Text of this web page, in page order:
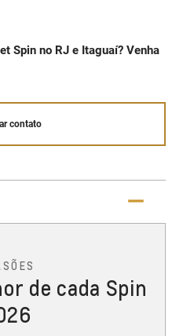
Spin no RJ e Itaguaí? Venha
contato
de cada Spin